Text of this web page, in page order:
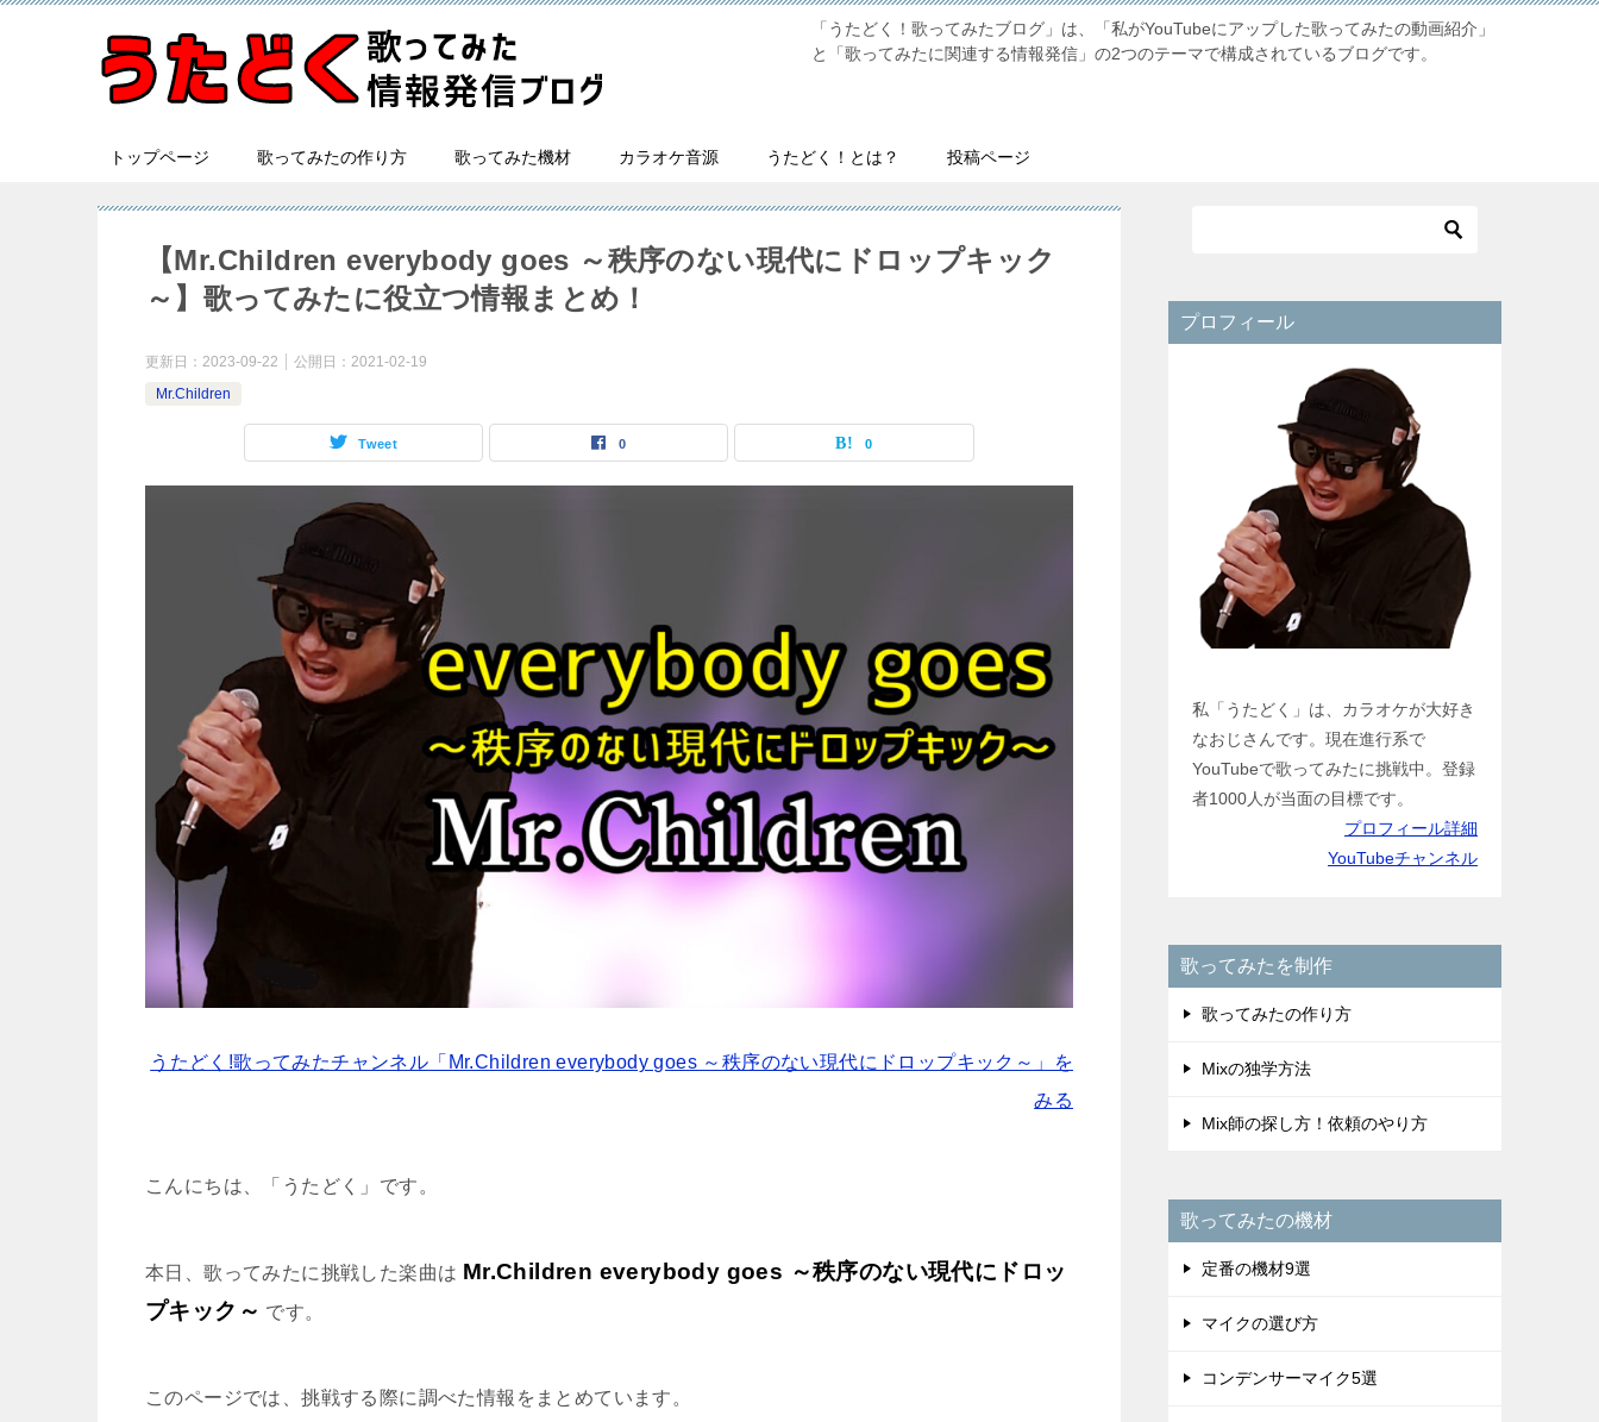
「うたどく！歌ってみたブログ」は、「私がYouTubeにアップした歌ってみたの動画紹介」
と「歌ってみたに関連する情報発信」の2つのテーマで構成されているブログです。
トップページ 歌ってみたの作り方 歌ってみた機材 カラオケ音源 うたどく！とは？ 投稿ページ
【Mr.Children everybody goes ～秩序のない現代にドロップキック
～】歌ってみたに役立つ情報まとめ！
更新日： 2023-09-22 公開日： 2021-02-19
Mr.Children
Tweet 0 0
うたどく!歌ってみたチャンネル「Mr.Children everybody goes ～秩序のない現代にドロップキック～」を
みる
こんにちは、「うたどく」です。
本日、歌ってみたに挑戦した楽曲は Mr.Children everybody goes ～秩序のない現代にドロッ
プキック～ です。
このページでは、挑戦する際に調べた情報をまとめています。
プロフィール
私「うたどく」は、カラオケが大好き
なおじさんです。現在進行系で
YouTubeで歌ってみたに挑戦中。登録
者1000人が当面の目標です。
プロフィール詳細
YouTubeチャンネル
歌ってみたを制作
歌ってみたの作り方
Mixの独学方法
Mix師の探し方！依頼のやり方
歌ってみたの機材
定番の機材9選
マイクの選び方
コンデンサーマイク5選